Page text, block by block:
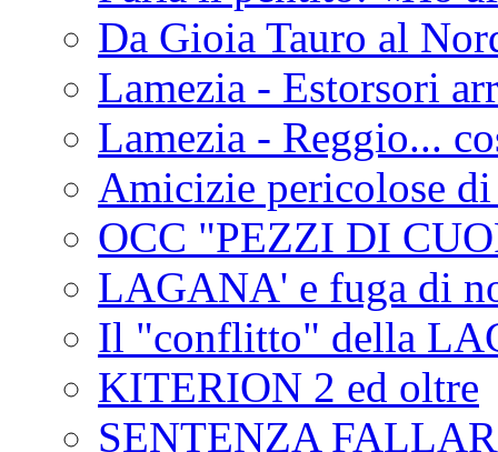
Da Gioia Tauro al
Lamezia - Estorsori
Lamezia - Reggio...
Amicizie pericolose
OCC "PEZZI DI
LAGANA' e fuga di
Il "conflitto" della
KITERION 2 ed oltre
SENTENZA